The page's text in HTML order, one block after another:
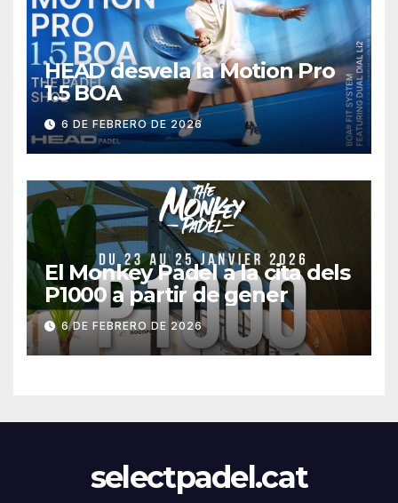
HEAD desvela la Motion Pro
1.5 BOA
6 DE FEBRERO DE 2026
El Monkey Padel a la cita dels
P1000 a partir de gener
6 DE FEBRERO DE 2026
selectpadel.cat